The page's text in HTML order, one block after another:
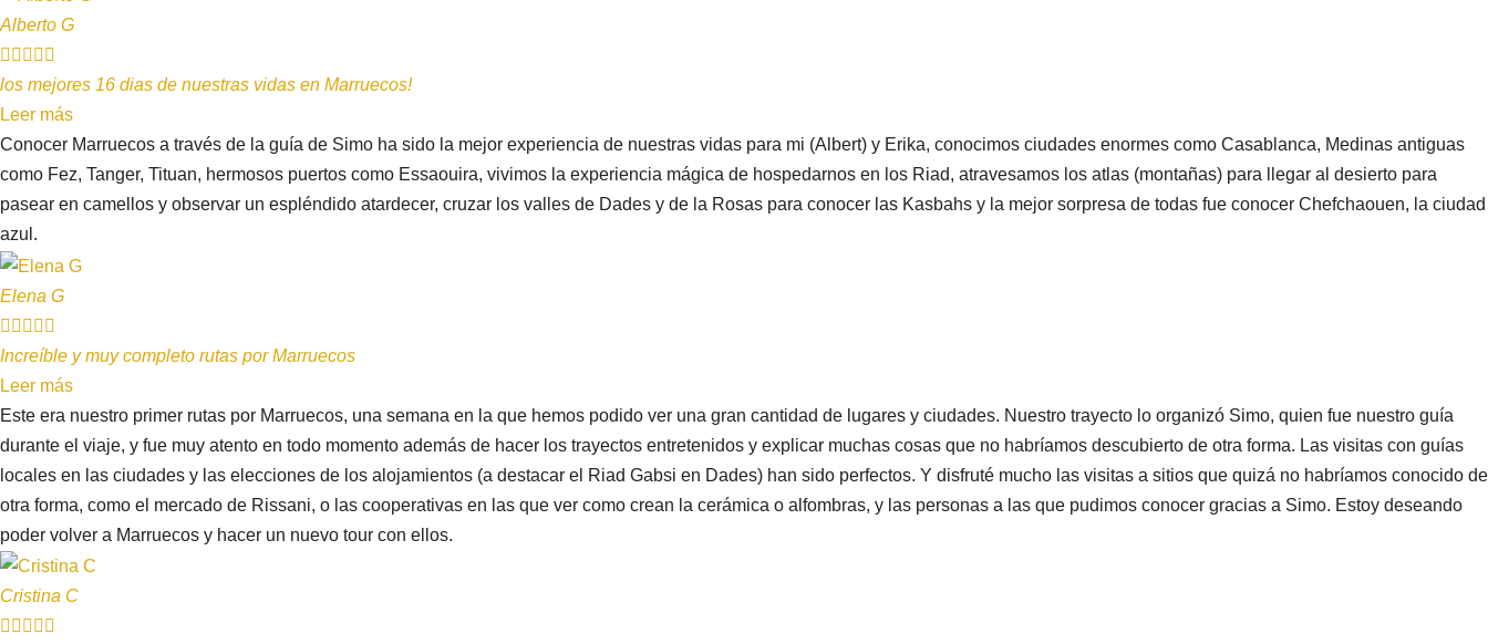
Alberto G
    
los mejores 16 dias de nuestras vidas en Marruecos!
Leer más
Conocer Marruecos a través de la guía de Simo ha sido la mejor experiencia de nuestras vidas para mi (Albert) y Erika, conocimos ciudades enormes como Casablanca, Medinas antiguas
como Fez, Tanger, Tituan, hermosos puertos como Essaouira, vivimos la experiencia mágica de hospedarnos en los Riad, atravesamos los atlas (montañas) para llegar al desierto para
pasear en camellos y observar un espléndido atardecer, cruzar los valles de Dades y de la Rosas para conocer las Kasbahs y la mejor sorpresa de todas fue conocer Chefchaouen, la ciudad
azul.
Elena G
    
Increíble y muy completo rutas por Marruecos
Leer más
Este era nuestro primer rutas por Marruecos, una semana en la que hemos podido ver una gran cantidad de lugares y ciudades. Nuestro trayecto lo organizó Simo, quien fue nuestro guía
durante el viaje, y fue muy atento en todo momento además de hacer los trayectos entretenidos y explicar muchas cosas que no habríamos descubierto de otra forma. Las visitas con guías
locales en las ciudades y las elecciones de los alojamientos (a destacar el Riad Gabsi en Dades) han sido perfectos. Y disfruté mucho las visitas a sitios que quizá no habríamos conocido de
otra forma, como el mercado de Rissani, o las cooperativas en las que ver como crean la cerámica o alfombras, y las personas a las que pudimos conocer gracias a Simo. Estoy deseando
poder volver a Marruecos y hacer un nuevo tour con ellos.
Cristina C
    